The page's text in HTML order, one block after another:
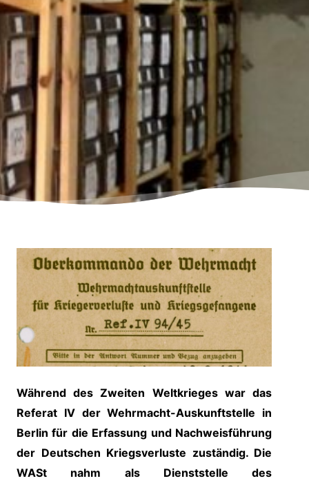
Während des Zweiten Weltkrieges war das
Referat IV der Wehrmacht-Auskunftstelle in
Berlin für die Erfassung und Nachweisführung
der Deutschen Kriegsverluste zuständig. Die
WASt nahm als Dienststelle des